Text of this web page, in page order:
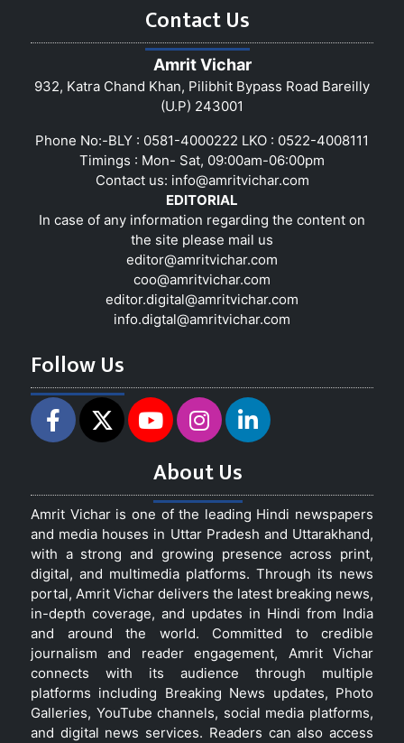
Contact Us
Amrit Vichar
932, Katra Chand Khan, Pilibhit Bypass Road Bareilly
(U.P) 243001
Phone No:-BLY : 0581-4000222 LKO : 0522-4008111
Timings : Mon- Sat, 09:00am-06:00pm
Contact us: info@amritvichar.com
EDITORIAL
In case of any information regarding the content on
the site please mail us
editor@amritvichar.com
coo@amritvichar.com
editor.digital@amritvichar.com
info.digtal@amritvichar.com
Follow Us
About Us
Amrit Vichar is one of the leading Hindi newspapers
and media houses in Uttar Pradesh and Uttarakhand,
with a strong and growing presence across print,
digital, and multimedia platforms. Through its news
portal, Amrit Vichar delivers the latest breaking news,
in-depth coverage, and updates in Hindi from India
and around the world. Committed to credible
journalism and reader engagement, Amrit Vichar
connects with its audience through multiple
platforms including Breaking News updates, Photo
Galleries, YouTube channels, social media platforms,
and digital news services. Readers can also access